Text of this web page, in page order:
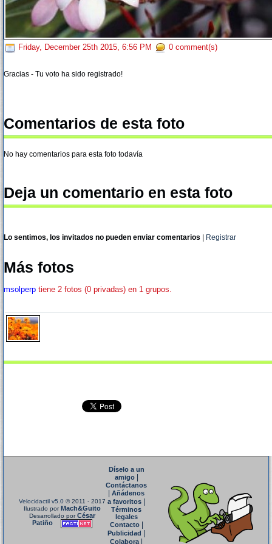
Friday, December 25th 2015, 6:56 PM 0 comment(s)
Gracias - Tu voto ha sido registrado!
Comentarios de esta foto
No hay comentarios para esta foto todavía
Deja un comentario en esta foto
Lo sentimos, los invitados no pueden enviar comentarios Registrar
Más fotos
msolperp tiene 2 fotos (0 privadas) en 1 grupos.
Velocidactil v5.0 © 2011 - 2017
Ilustrado porMach&Guito
Desarrollado porCésar
Patiño
Díselo a un
amigo|
Contáctanos
Añádenos
a favoritos
Términos
legales
Contacto|
Publicidad
Colabora|